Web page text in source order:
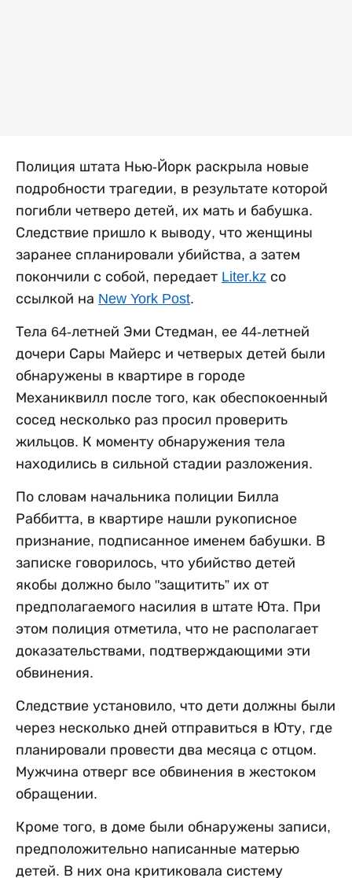
Полиция штата Нью-Йорк раскрыла новые
подробности трагедии, в результате которой
погибли четверо детей, их мать и бабушка.
Следствие пришло к выводу, что женщины
заранее спланировали убийства, а затем
покончили с собой, передает Liter.kz со
ссылкой на New York Post.
Тела 64-летней Эми Стедман, ее 44-летней
дочери Сары Майерс и четверых детей были
обнаружены в квартире в городе
Механиквилл после того, как обеспокоенный
сосед несколько раз просил проверить
жильцов. К моменту обнаружения тела
находились в сильной стадии разложения.
По словам начальника полиции Билла
Раббитта, в квартире нашли рукописное
признание, подписанное именем бабушки. В
записке говорилось, что убийство детей
якобы должно было "защитить” их от
предполагаемого насилия в штате Юта. При
этом полиция отметила, что не располагает
доказательствами, подтверждающими эти
обвинения.
Следствие установило, что дети должны были
через несколько дней отправиться в Юту, где
планировали провести два месяца с отцом.
Мужчина отверг все обвинения в жестоком
обращении.
Кроме того, в доме были обнаружены записи,
предположительно написанные матерью
детей. В них она критиковала систему